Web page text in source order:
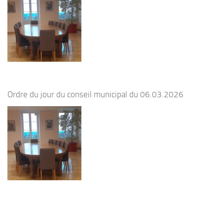
Ordre du jour du conseil municipal du 06.03.2026